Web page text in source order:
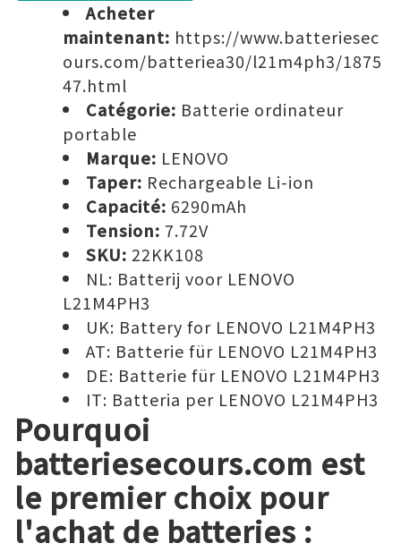
Acheter
maintenant: https://www.batteriesec
ours.com/batteriea30/l21m4ph3/1875
47.html
Catégorie: Batterie ordinateur
portable
Marque: LENOVO
Taper: Rechargeable Li-ion
Capacité: 6290mAh
Tension: 7.72V
SKU: 22KK108
NL: Batterij voor LENOVO
L21M4PH3
UK: Battery for LENOVO L21M4PH3
AT: Batterie für LENOVO L21M4PH3
DE: Batterie für LENOVO L21M4PH3
IT: Batteria per LENOVO L21M4PH3
Pourquoi
batteriesecours.com est
le premier choix pour
l'achat de batteries :